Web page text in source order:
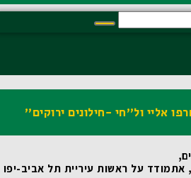
אליי ול"חי -חילונים ירוקים"
על ראשות עיריית תל אביב-יפו